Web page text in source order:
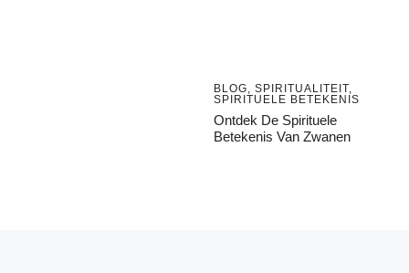
BLOG SPIRITUALITEIT
SPIRITUELE BETEKENIS
Ontdek De Spirituele
Betekenis Van Zwanen